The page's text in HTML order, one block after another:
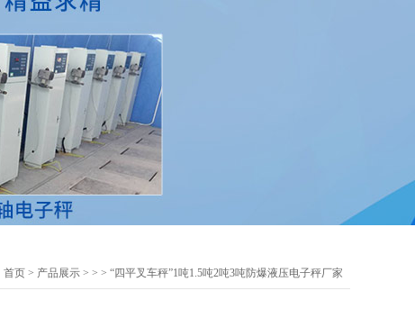
首页 > 产品展示 > > > “四平叉车秤”1吨1.5吨2吨3吨防爆液压电子秤厂家